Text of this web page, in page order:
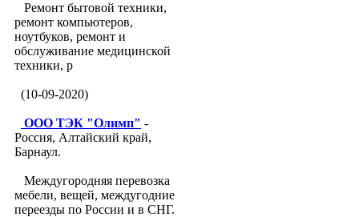
Ремонт бытовой техники,
ремонт компьютеров,
ноутбуков, ремонт и
обслуживание медицинской
техники, р
(10-09-2020)
ООО ТЭК "Олимп" -
Россия, Алтайский край,
Барнаул.
Междугородняя перевозка
мебели, вещей, междугодние
переезды по России и в СНГ.